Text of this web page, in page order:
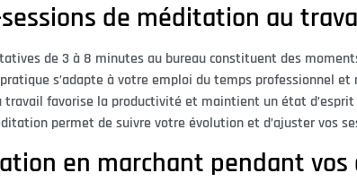
de méditation au
de 3 à 8 minutes au bureau constituent des
s’adapte à votre emploi du temps professionnel
travail favorise la productivité et maintient un état
permet de suivre votre évolution et d’ajuster vos
en marchant pendant vos